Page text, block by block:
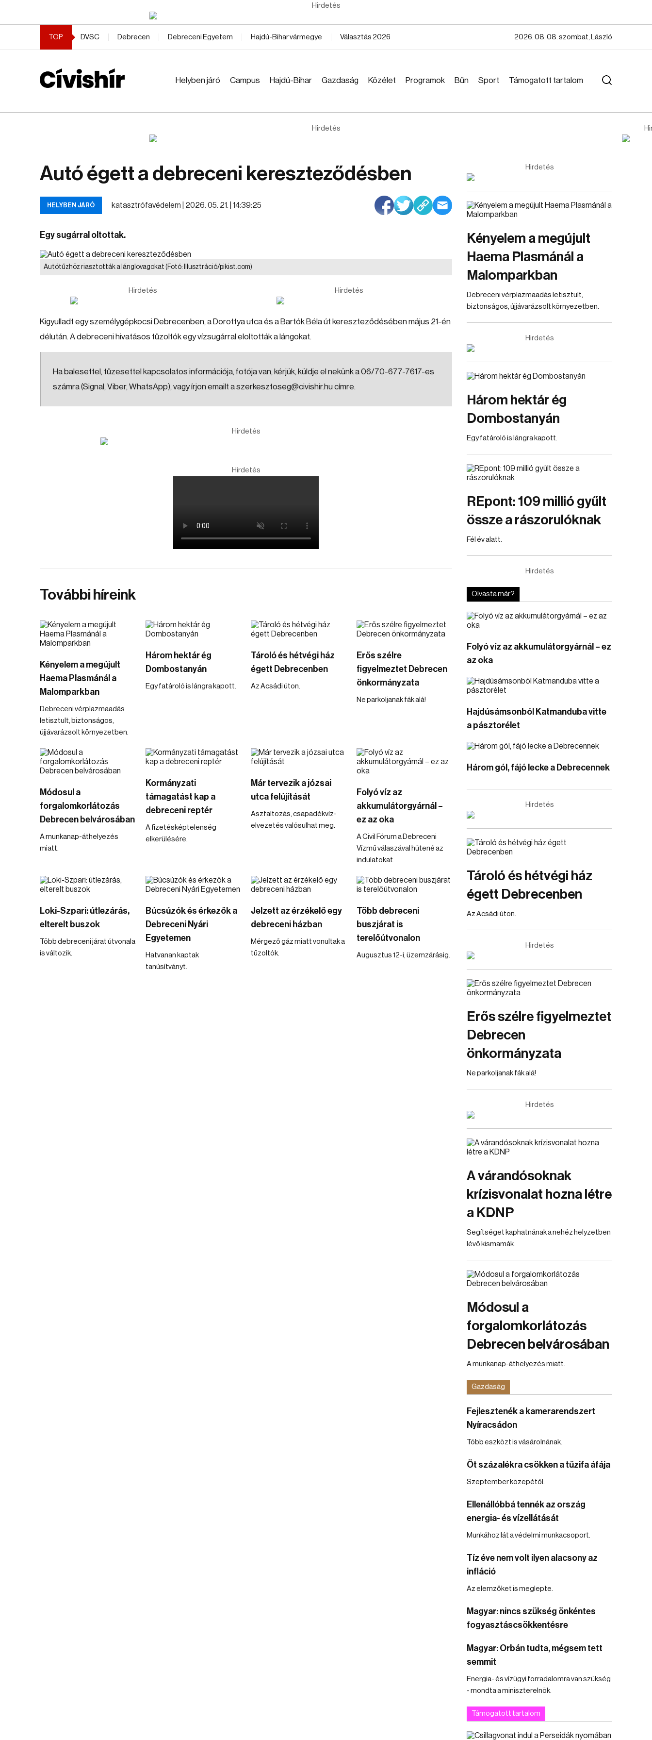
Hirdetés
TOP DVSC Debrecen Debreceni Egyetem Hajdú-Bihar vármegye Választás 2026 2026. 08. 08. szombat, László
Helyben járó Campus Hajdú-Bihar Gazdaság Közélet Programok Bűn Sport Támogatott tartalom
Hirdetés
Autó égett a debreceni kereszteződésben
HELYBEN JÁRÓ katasztrófavédelem | 2026. 05. 21. | 14:39:25
Egy sugárral oltottak.
Autótűzhöz riasztották a lánglovagokat (Fotó: Illusztráció/pikist.com)
Hirdetés Hirdetés
Kigyulladt egy személygépkocsi Debrecenben, a Dorottya utca és a Bartók Béla út kereszteződésében május 21-én
délután. A debreceni hivatásos tűzoltók egy vízsugárral eloltották a lángokat.
Ha balesettel, tűzesettel kapcsolatos információja, fotója van, kérjük, küldje el nekünk a 06/70-677-7617-es
számra (Signal, Viber, WhatsApp), vagy írjon emailt a szerkesztoseg@civishir.hu címre.
Hirdetés
Hirdetés
További híreink
Kényelem a megújult
Haema Plasmánál a
Malomparkban
Debreceni vérplazmaadás
letisztult, biztonságos,
újjávarázsolt környezetben.
Három hektár ég
Dombostanyán
Egy fatároló is lángra kapott.
Tároló és hétvégi ház
égett Debrecenben
Az Acsádi úton.
Erős szélre
figyelmeztet Debrecen
önkormányzata
Ne parkoljanak fák alá!
Módosul a
forgalomkorlátozás
Debrecen belvárosában
A munkanap-áthelyezés
miatt.
Kormányzati
támagatást kap a
debreceni reptér
A fizetésképtelenség
elkerülésére.
Már tervezik a józsai
utca felújítását
Aszfaltozás, csapadékvíz-
elvezetés valósulhat meg.
Folyó víz az
akkumulátorgyárnál –
ez az oka
A Civil Fórum a Debreceni
Vízmű válaszával hűtené az
indulatokat.
Loki-Szpari: útlezárás,
elterelt buszok
Több debreceni járat útvonala
is változik.
Búcsúzók és érkezők a
Debreceni Nyári
Egyetemen
Hatvanan kaptak
tanúsítványt.
Jelzett az érzékelő egy
debreceni házban
Mérgező gáz miatt vonultak a
tűzoltók.
Több debreceni
buszjárat is
terelőútvonalon
Augusztus 12-i, üzemzárásig.
Hirdetés
Kényelem a megújult
Haema Plasmánál a
Malomparkban
Debreceni vérplazmaadás letisztult,
biztonságos, újjávarázsolt környezetben.
Hirdetés
Három hektár ég
Dombostanyán
Egy fatároló is lángra kapott.
REpont: 109 millió gyűlt
össze a rászorulóknak
Fél év alatt.
Hirdetés
Olvasta már?
Folyó víz az akkumulátorgyárnál – ez
az oka
Hajdúsámsonból Katmanduba vitte
a pásztorélet
Három gól, fájó lecke a Debrecennek
Hirdetés
Tároló és hétvégi ház
égett Debrecenben
Az Acsádi úton.
Hirdetés
Erős szélre figyelmeztet
Debrecen
önkormányzata
Ne parkoljanak fák alá!
Hirdetés
A várandósoknak
krízisvonalat hozna létre
a KDNP
Segítséget kaphatnának a nehéz helyzetben
lévő kismamák.
Módosul a
forgalomkorlátozás
Debrecen belvárosában
A munkanap-áthelyezés miatt.
Gazdaság
Fejlesztenék a kamerarendszert
Nyíracsádon
Több eszközt is vásárolnának.
Öt százalékra csökken a tűzifa áfája
Szeptember közepétől.
Ellenállóbbá tennék az ország
energia- és vízellátását
Munkához lát a védelmi munkacsoport.
Tíz éve nem volt ilyen alacsony az
infláció
Az elemzőket is meglepte.
Magyar: nincs szükség önkéntes
fogyasztáscsökkentésre
Magyar: Orbán tudta, mégsem tett
semmit
Energia- és vízügyi forradalomra van szükség
- mondta a miniszterelnök.
Támogatott tartalom